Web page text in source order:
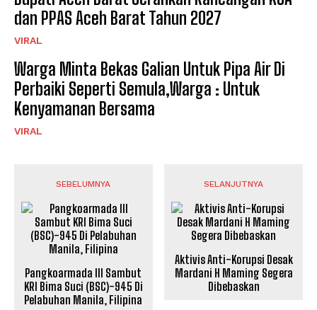
dan PPAS Aceh Barat Tahun 2027
VIRAL
Warga Minta Bekas Galian Untuk Pipa Air Di
Perbaiki Seperti Semula,Warga : Untuk
Kenyamanan Bersama
VIRAL
SEBELUMNYA
Pangkoarmada III Sambut
KRI Bima Suci (BSC)-945 Di
Pelabuhan Manila, Filipina
SELANJUTNYA
Aktivis Anti-Korupsi Desak
Mardani H Maming Segera
Dibebaskan